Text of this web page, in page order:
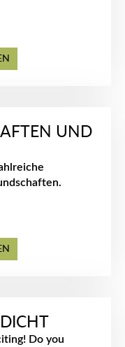
UND
Do you